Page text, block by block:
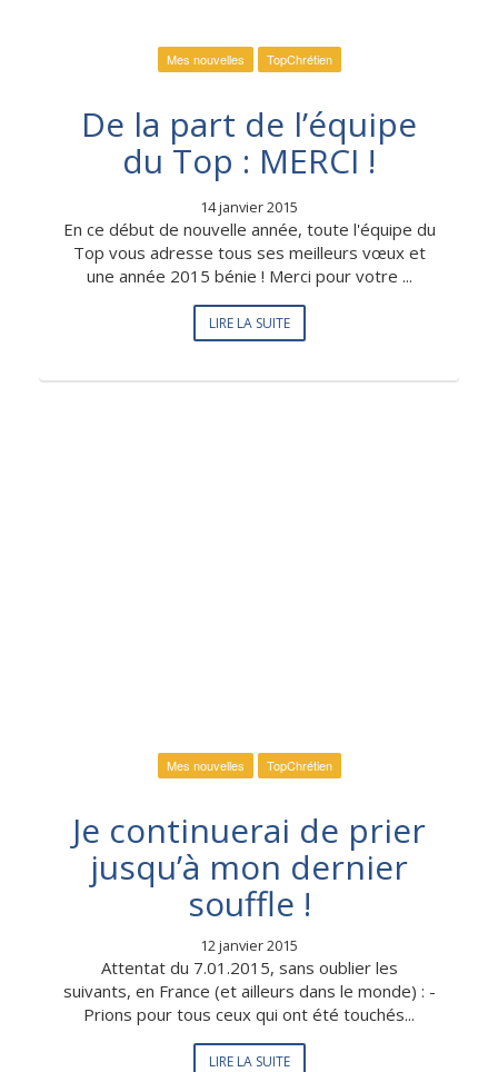
Mes nouvelles TopChrétien
De la part de l’équipe
du Top : MERCI !
14 janvier 2015
En ce début de nouvelle année, toute l'équipe du
Top vous adresse tous ses meilleurs vœux et
une année 2015 bénie ! Merci pour votre ...
LIRE LA SUITE
Mes nouvelles TopChrétien
Je continuerai de prier
jusqu’à mon dernier
souffle !
12 janvier 2015
Attentat du 7.01.2015, sans oublier les
suivants, en France (et ailleurs dans le monde) : -
Prions pour tous ceux qui ont été touchés...
LIRE LA SUITE